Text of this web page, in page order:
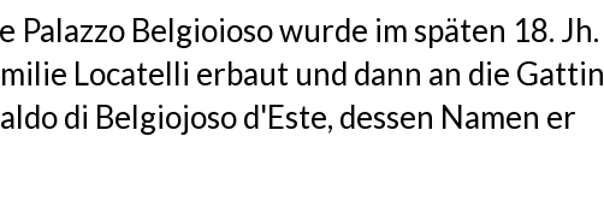
Palazzo Belgioioso wurde im späten 18. Jh.
Locatelli erbaut und dann an die Gattin
di Belgiojoso d'Este, dessen Namen er